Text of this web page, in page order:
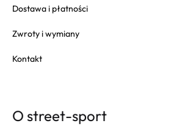
Dostawa i płatności
Zwroty i wymiany
Kontakt
O street-sport